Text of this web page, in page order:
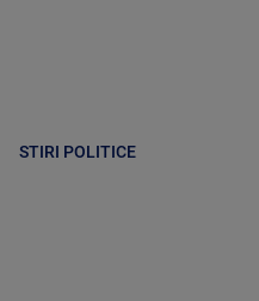
STIRI POLITICE